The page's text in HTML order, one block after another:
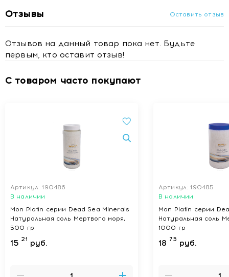
Отзывы Оставить отзыв
Отзывов на данный товар пока нет. Будьте
первым, кто оставит отзыв!
С товаром часто покупают
Артикул: 190486
В наличии
Mon Platin серии Dead Sea Minerals
Натуральная соль Мертвого моря,
500 гр
15 21 руб.
Артикул: 190485
В наличии
Mon Platin серии
Натуральная соль
1000 гр
18 75 руб.